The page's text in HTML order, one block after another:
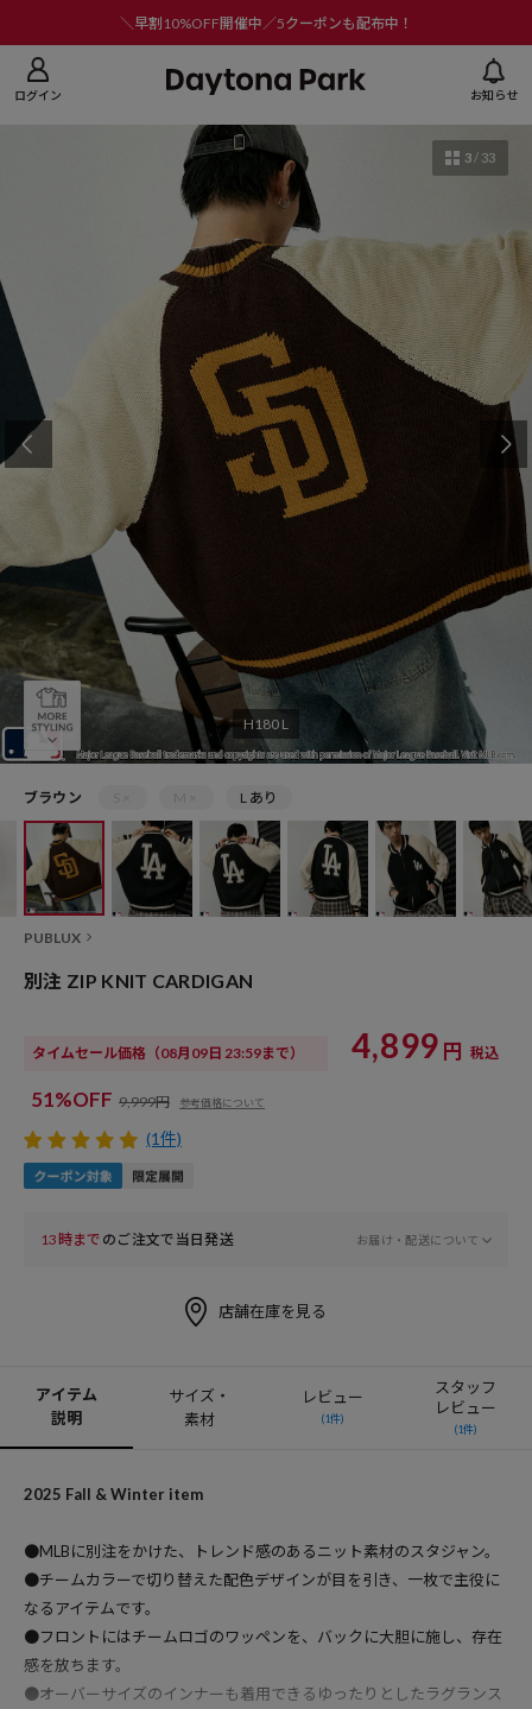
＼早割10%OFF開催中／5クーポンも配布中！
ログイン お知らせ
H180 L
3/ 33
ブラウン L あり
PUBLUX
別注 ZIP KNIT CARDIGAN
タイムセール価格 （08月09日 23:59まで） 4,899 円 税込
51%OFF 9,999円 参考価格について
(1件)
13時まで のご注文で当日発送 お届け・配送について
店舗在庫を見る
アイテム
説明
サイズ・
素材
レビュー
(1件)
スタッフ
レビュー
(1件)
2025 Fall & Winter item
●MLBに別注をかけた、トレンド感のあるニット素材のスタジャン。
●チームカラーで切り替えた配色デザインが目を引き、一枚で主役に
なるアイテムです。
●フロントにはチームロゴのワッペンを、バックに大胆に施し、存在
感を放ちます。
●オーバーサイズのインナーも着用できるゆったりとしたラグランス